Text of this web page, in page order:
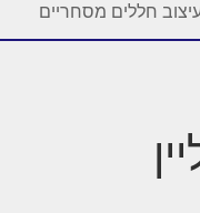
חללים מסחריים